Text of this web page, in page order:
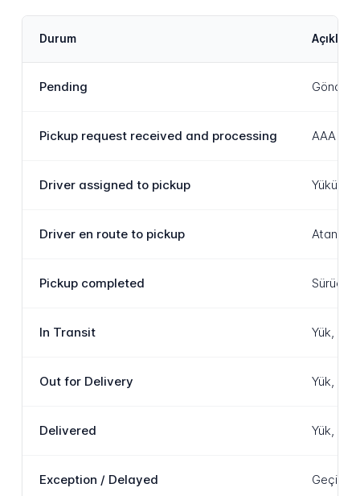
Durum
Pending Gönderi
Pickup request received and processing AAA
Driver assigned to pickup Yükü
Driver en route to pickup Atanan
Pickup completed Sürücü
In Transit Yük,
Out for Delivery Yük,
Delivered Yük,
Exception / Delayed Geçici